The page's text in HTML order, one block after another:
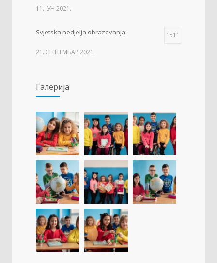
11. ЈУН 2021.
Svjetska nedjelja obrazovanja 1511
21. СЕПТЕМБАР 2021.
09. ОКТОБАР 2021.
Прва награда на понос Града Добоја 1429
22. МАРТ 2021.
Дан матерњег језика 1307
23. ФЕБРУАР 2021.
Концентрациони логор Јасеновац (1941-
1945)
23. АПРИЛ 2021.
Упис дјеце у први разред
Галерија